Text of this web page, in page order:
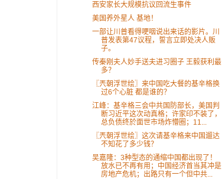
西安家长大规模抗议回流生事件
美国养外星人 基地！
一部让川普看得哽咽说出来话的影片。川
普发表第47议程，誓言立即处决人贩
子。
传秦刚夫人妙手送夫进习圈子 王毅获利最
多？
〖兲朝浮世绘〗来中国吃大餐的基辛格换
过6个心脏 都是谁的？
江峰：基辛格三会中共国防部长，美国判
断习近平这次动真格；许家印不装了，
总负债终於面世市场炸懵圈；11...
〖兲朝浮世绘〗这次请基辛格来中国遛达
不知花了多少钱？
吴嘉隆：3种型态的通缩中国都出现了！
放水已不再有用；中国经济首当其冲是
房地产危机；出路只有一个但中共...